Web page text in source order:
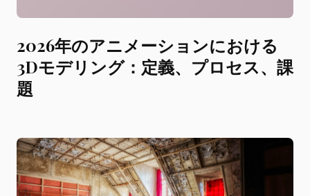
2026年のアニメーションにおける
3Dモデリング：定義、プロセス、課
題